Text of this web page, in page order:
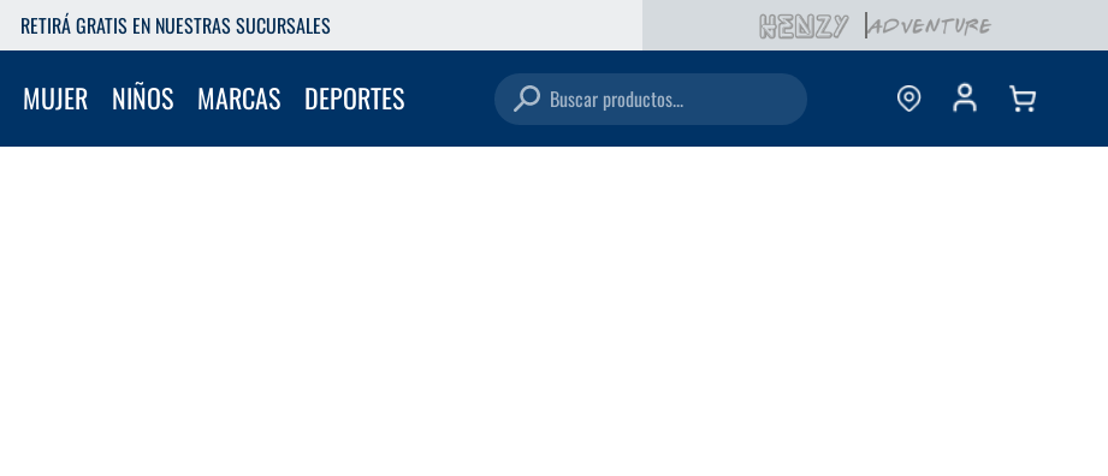
RETIRÁ GRATIS EN NUESTRAS SUCURSALES
MUJER NIÑOS MARCAS DEPORTES Buscar productos...